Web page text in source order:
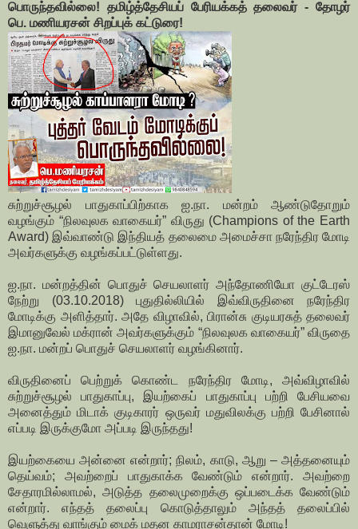
பொருந்தவில்லை! தமிழ்த்தேசியப் பேரியக்கத் தலைவர் - தோழர்
பெ. மணியரசன் சிறப்புக் கட்டுரை!
சுற்றுச்சூழல் பாதுகாப்பிற்காக ஐ.நா. மன்றம் ஆண்டுதோறும்
வழங்கும் “நிலவுலக வாகையர்” விருது (Champions of the Earth
Award) இவ்வாண்டு இந்தியத் தலைமை அமைச்சா நரேந்திர மோடி
அவர்களுக்கு வழங்கப்பட்டுள்ளது.
ஐ.நா. மன்றத்தின் பொதுச் செயலாளர் அந்தோணியோ குட்டேரஸ்
நேற்று (03.10.2018) புதுதில்லியில் இவ்விருதினை நரேந்திர
மோடிக்கு அளித்தார். அதே விழாவில், பிரான்சு குடியரசுத் தலைவர்
இமானுவேல் மக்ரான் அவர்களுக்கும் “நிலவுலக வாகையர்” விருதை
ஐ.நா. மன்றப் பொதுச் செயலாளர் வழங்கினார்.
விருதினைப் பெற்றுக் கொண்ட நரேந்திர மோடி, அவ்விழாவில்
சுற்றுச்சூழல் பாதுகாப்பு, இயற்கைப் பாதுகாப்பு பற்றி பேசியவை
அனைத்தும் மிடாக் குடிகாரர் ஒருவர் மதுவிலக்கு பற்றி பேசினால்
எப்படி இருக்குமோ அப்படி இருந்தது!
இயற்கையை அன்னை என்றார்; நிலம், காடு, ஆறு – அத்தனையும்
தெய்வம்; அவற்றைப் பாதுகாக்க வேண்டும் என்றார். அவற்றை
சேதாரமில்லாமல், அடுத்த தலைமுறைக்கு ஒப்படைக்க வேண்டும்
என்றார். எந்தத் தலைப்பு கொடுத்தாலும் அந்தத் தலைப்பில்
வெளுத்து வாங்கும் மைக் மதன காமராசன்தான் மோடி!